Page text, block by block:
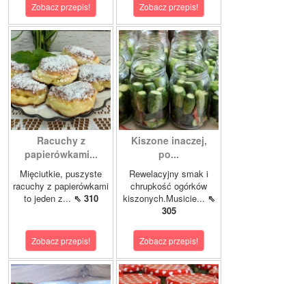
Zobacz przepis! Zobacz przepis!
Racuchy z
papierówkami...
Mięciutkie, puszyste
racuchy z papierówkami
to jeden z... ⇖ 310
Zobacz przepis!
Kiszone inaczej,
po...
Rewelacyjny smak i
chrupkość ogórków
kiszonych.Musicie... ⇖
305
Zobacz przepis!